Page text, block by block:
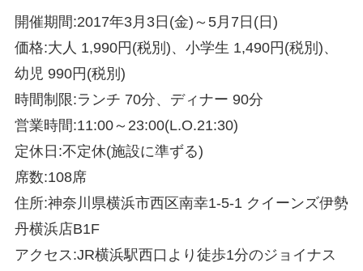
開催期間:2017年3月3日(金)～5月7日(日)
価格:大人 1,990円(税別)、小学生 1,490円(税別)、
幼児 990円(税別)
時間制限:ランチ 70分、ディナー 90分
営業時間:11:00～23:00(L.O.21:30)
定休日:不定休(施設に準ずる)
席数:108席
住所:神奈川県横浜市西区南幸1-5-1 クイーンズ伊勢
丹横浜店B1F
アクセス:JR横浜駅西口より徒歩1分のジョイナス